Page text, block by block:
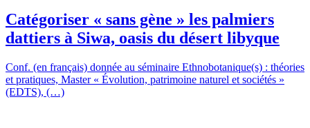
Catégoriser « sans gène » les palmiers
dattiers à Siwa, oasis du désert libyque
Conf. (en français) donnée au séminaire Ethnobotanique(s) : théories
et pratiques, Master « Évolution, patrimoine naturel et sociétés »
(EDTS), (…)